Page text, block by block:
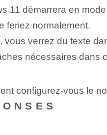
11 démarrera en
feriez normalement.
vous verrez du texte
nécessaires dans
configurez-vous le